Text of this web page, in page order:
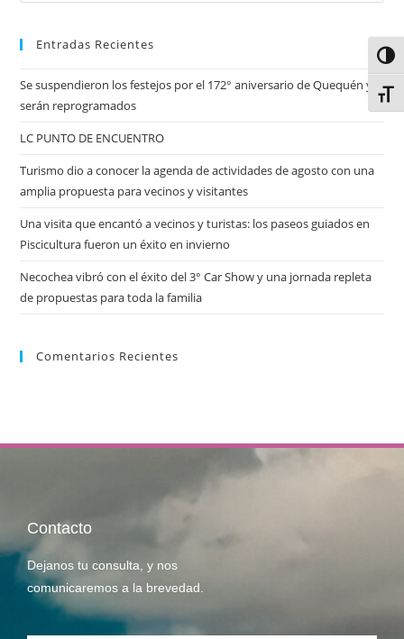
Entradas Recientes
Se suspendieron los festejos por el 172° aniversario de Quequén y
serán reprogramados
LC PUNTO DE ENCUENTRO
Turismo dio a conocer la agenda de actividades de agosto con una
amplia propuesta para vecinos y visitantes
Una visita que encantó a vecinos y turistas: los paseos guiados en
Piscicultura fueron un éxito en invierno
Necochea vibró con el éxito del 3° Car Show y una jornada repleta
de propuestas para toda la familia
Comentarios Recientes
Contacto
Dejanos tu consulta, y nos
comunicaremos a la brevedad.